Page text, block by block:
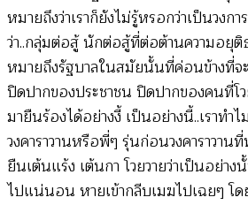
หมายถึงว่าเราก็ยังไม่รู้หรอกว่าเป็นวงกา
ว่า..กลุ่มต่อสู้ นักต่อสู้ที่ต่อต้านความอยุติ
หมายถึงรัฐบาลในสมัยนั้นที่ค่อนข้างที่จ
ปิดปากของประชาชน ปิดปากของคนที่โว
มายืนร้องได้อย่างงี้ เป็นอย่างนี้..เราทำ
วงคาราวานหรือพี่ๆ รุ่นก่อนวงคาราวาน
ยืนเต้นแร้ง เต้นกา โวยวายว่าเป็นอย่าง
ไปแน่นอน หายเข้ากลีบเมฆไปเฉยๆ โด